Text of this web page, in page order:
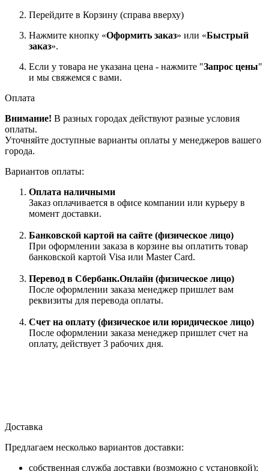
Перейдите в Корзину (справа вверху)
Нажмите кнопку «Оформить заказ» или «Быстрый
заказ».
Если у товара не указана цена - нажмите "Запрос цены"
и мы свяжемся с вами.
Оплата
Внимание! В разных городах действуют разные условия
оплаты.
Уточняйте доступные варианты оплаты у менеджеров вашего
города.
Вариантов оплаты:
Оплата наличными
Заказ оплачивается в офисе компании или курьеру в
момент доставки.
Банковской картой на сайте (физическое лицо)
При оформлении заказа в корзине вы оплатить товар
банковской картой Visa или Master Card.
Перевод в Сбербанк.Онлайн (физическое лицо)
После оформлении заказа менеджер пришлет вам
реквизиты для перевода оплаты.
Счет на оплату (физическое или юридическое лицо)
После оформлении заказа менеджер пришлет счет на
оплату, действует 3 рабочих дня.
Доставка
Предлагаем несколько вариантов доставки:
собственная служба доставки (возможно с установкой);